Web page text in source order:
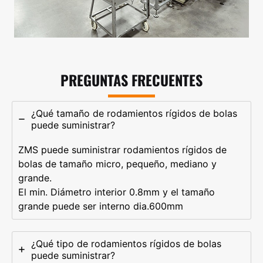
PREGUNTAS FRECUENTES
¿Qué tamaño de rodamientos rígidos de bolas
puede suministrar?
ZMS puede suministrar rodamientos rígidos de
bolas de tamaño micro, pequeño, mediano y
grande.
El min. Diámetro interior 0.8mm y el tamaño
grande puede ser interno dia.600mm
¿Qué tipo de rodamientos rígidos de bolas
puede suministrar?